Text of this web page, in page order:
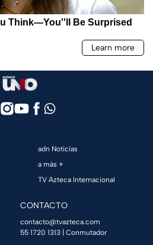
adn Noticias
a más +
TV Azteca Internacional
CONTACTO
contacto@tvazteca.com
55 1720 1313 | Conmutador